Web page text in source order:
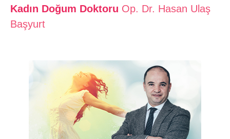
Kadın Doğum Doktoru Op. Dr. Hasan Ulaş
Başyurt